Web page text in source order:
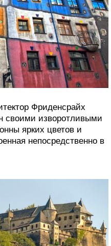
Фриденсрайх
своими изворотливыми
ярких цветов и
непосредственно в